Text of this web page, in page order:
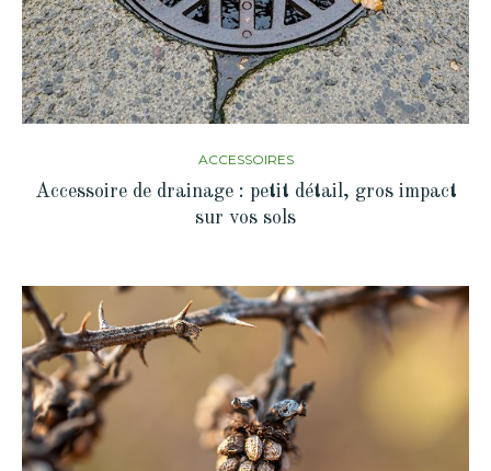
ACCESSOIRES
Accessoire de drainage : petit détail, gros impact
sur vos sols